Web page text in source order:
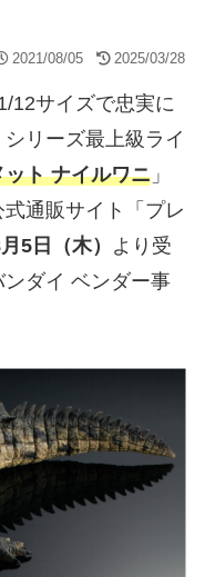
2021/08/05 2025/03/28
12サイズで忠実に
リーズ最上級ライ
ト ナイルワニ 」
通販サイト「プレ
5日（木）
より受
ダイ ベンダー事